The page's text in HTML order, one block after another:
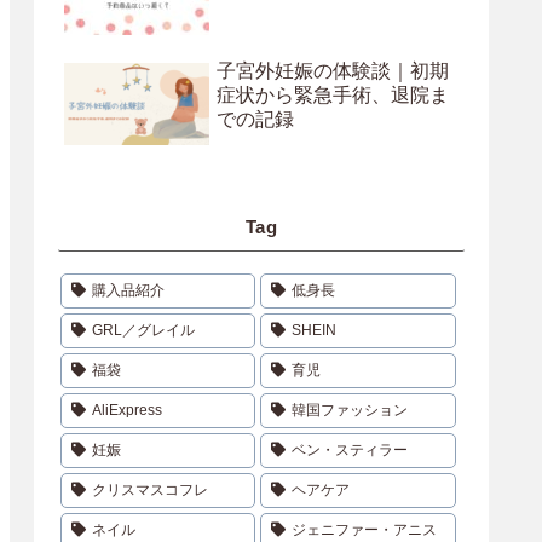
子宮外妊娠の体験談｜初期
症状から緊急手術、退院ま
での記録
Tag
購入品紹介 低身長
GRL／グレイル SHEIN
福袋 育児
AliExpress 韓国ファッション
妊娠 ベン・スティラー
クリスマスコフレ ヘアケア
ネイル
ジェニファー・アニス